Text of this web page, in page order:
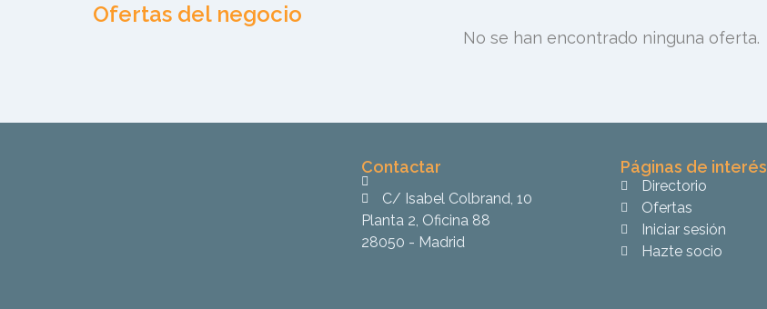
Ofertas del negocio
No se han encontrado ninguna oferta.
Contactar
C/ Isabel Colbrand, 10
Planta 2, Oficina 88
28050 - Madrid
Páginas de interés
Directorio
Ofertas
Iniciar sesión
Hazte socio